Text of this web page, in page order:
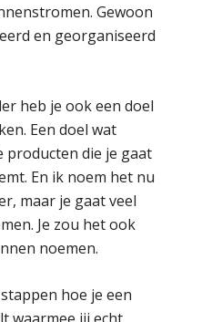
Gewoon
en georganiseerd
heb je ook een doel
Een doel wat
producten die je gaat
En ik noem het nu
maar je gaat veel
Je zou het ook
noemen.
hoe je een